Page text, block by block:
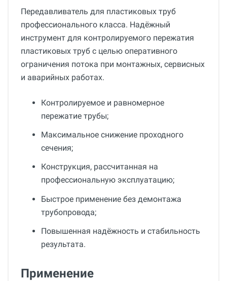
Передавливатель для пластиковых труб
профессионального класса. Надёжный
инструмент для контролируемого пережатия
пластиковых труб с целью оперативного
ограничения потока при монтажных, сервисных
и аварийных работах.
Контролируемое и равномерное
пережатие трубы;
Максимальное снижение проходного
сечения;
Конструкция, рассчитанная на
профессиональную эксплуатацию;
Быстрое применение без демонтажа
трубопровода;
Повышенная надёжность и стабильность
результата.
Применение